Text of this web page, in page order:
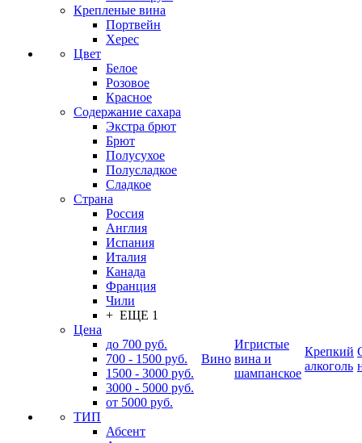
Крепленые вина
Портвейн
Херес
Цвет
Белое
Розовое
Красное
Содержание сахара
Экстра брют
Брют
Полусухое
Полусладкое
Сладкое
Страна
Россия
Англия
Испания
Италия
Канада
Франция
Чили
+ ЕЩЕ 1
Цена
до 700 руб.
700 - 1500 руб.
1500 - 3000 руб.
3000 - 5000 руб.
от 5000 руб.
ТИП
Абсент
Вино
Игристые
вина и
шампанское
Крепкий
алкоголь